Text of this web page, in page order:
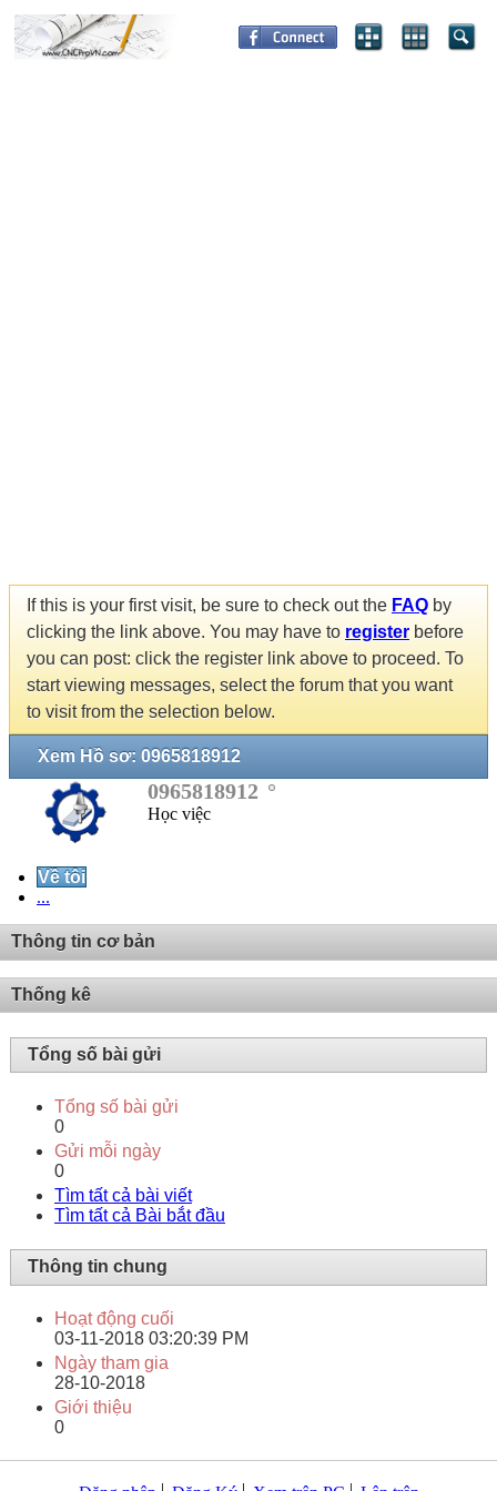
If this is your first visit, be sure to check out the FAQ by
clicking the link above. You may have to register before
you can post: click the register link above to proceed. To
start viewing messages, select the forum that you want
to visit from the selection below.
Xem Hồ sơ: 0965818912
0965818912
Học việc
Về tôi
...
Thông tin cơ bản
Thống kê
Tổng số bài gửi
Tổng số bài gửi
0
Gửi mỗi ngày
0
Tìm tất cả bài viết
Tìm tất cả Bài bắt đầu
Thông tin chung
Hoạt động cuối
03-11-2018 03:20:39 PM
Ngày tham gia
28-10-2018
Giới thiệu
0